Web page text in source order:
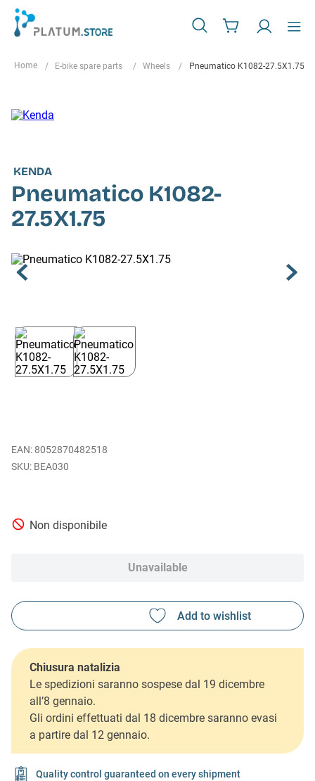
E-bike spare parts Wheels Pneumatico K1082-27.5X1.75
KENDA
Pneumatico K1082-
27.5X1.75
EAN: 8052870482518
BEA030
Non disponibile
Unavailable
Chiusura natalizia
Le spedizioni saranno sospese dal 19 dicembre
all’8 gennaio.
Gli ordini effettuati dal 18 dicembre saranno evasi
a partire dal 12 gennaio.
Quality control guaranteed on every shipment